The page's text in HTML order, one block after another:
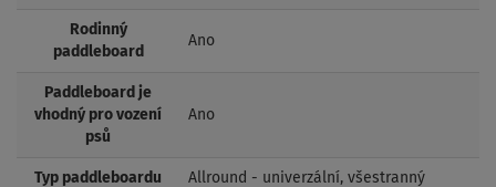
Rodinný
paddleboard
Ano
Paddleboard je
vhodný pro vození
psů
Ano
Typ paddleboardu Allround - univerzální, všestranný